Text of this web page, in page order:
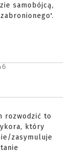
samobójcą,
rozwodzić to
który
zasymuluje